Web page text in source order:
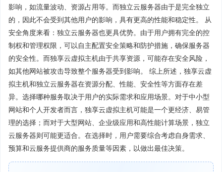
影响，如流量波动、资源占用等。而独立云服务器由于是完全独立
的，因此不会受到其他用户的影响，具有更高的性能和稳定性。 从
安全角度来看：独立云服务器也更具优势。由于用户拥有完全的控
制权和管理权限，可以自主配置安全策略和防护措施，确保服务器
的安全性。而独享云虚拟主机由于共享资源，可能存在安全风险，
如其他网站被攻击导致整个服务器受到影响。 综上所述，独享云虚
拟主机和独立云服务器在资源分配、性能、安全性等方面存在差
异。选择哪种服务取决于用户的实际需求和应用场景。对于中小型
网站和个人开发者而言，独享云虚拟主机可能是一个更经济、易管
理的选择；而对于大型网站、企业级应用和高性能计算场景，独立
云服务器则可能更适合。在选择时，用户需要综合考虑自身需求、
预算和云服务提供商的服务质量等因素，以做出最佳决策。